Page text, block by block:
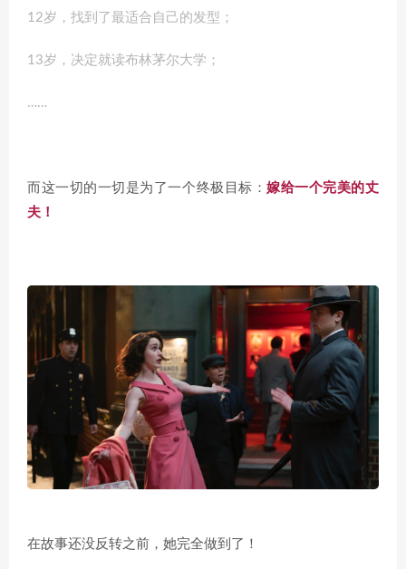
12岁，找到了最适合自己的发型；
13岁，决定就读布林茅尔大学；
……
而这一切的一切是为了一个终极目标：嫁给一个完美的丈
夫！
在故事还没反转之前，她完全做到了！